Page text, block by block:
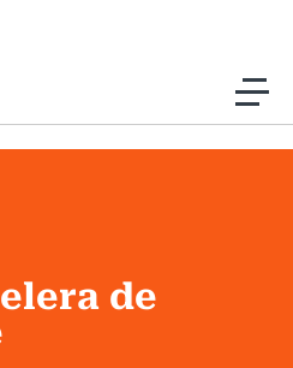
al contenido
Usach
de